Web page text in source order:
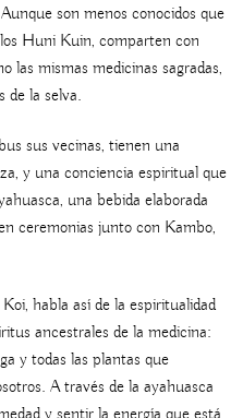
son menos conocidos que
Huni Kuin, comparten con
las mismas medicinas sagradas,
de la selva.
sus vecinas, tienen una
y una conciencia espiritual que
una bebida elaborada
ceremonias junto con Kambo,
habla así de la espiritualidad
ancestrales de la medicina:
y todas las plantas que
A través de la ayahuasca